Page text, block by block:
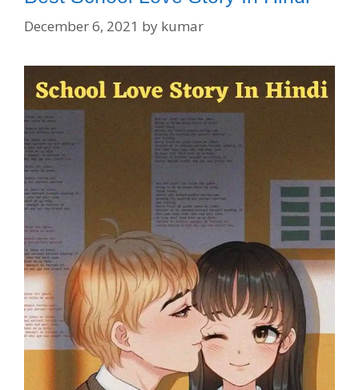
December 6, 2021 by kumar